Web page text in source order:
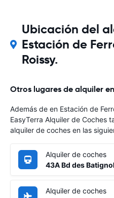
Ubicación del
Estación de
Roissy.
Otros lugares de alquiler
Además de en Estación de
EasyTerra Alquiler de Coches
alquiler de coches en las
Alquiler de coches
43A Bd des
Alquiler de coches